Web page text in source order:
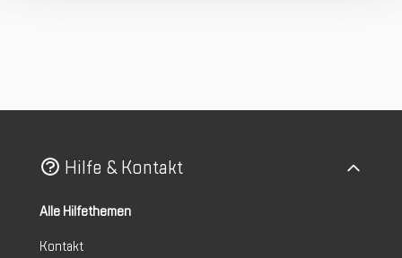
Hilfe & Kontakt
Alle Hilfethemen
Kontakt